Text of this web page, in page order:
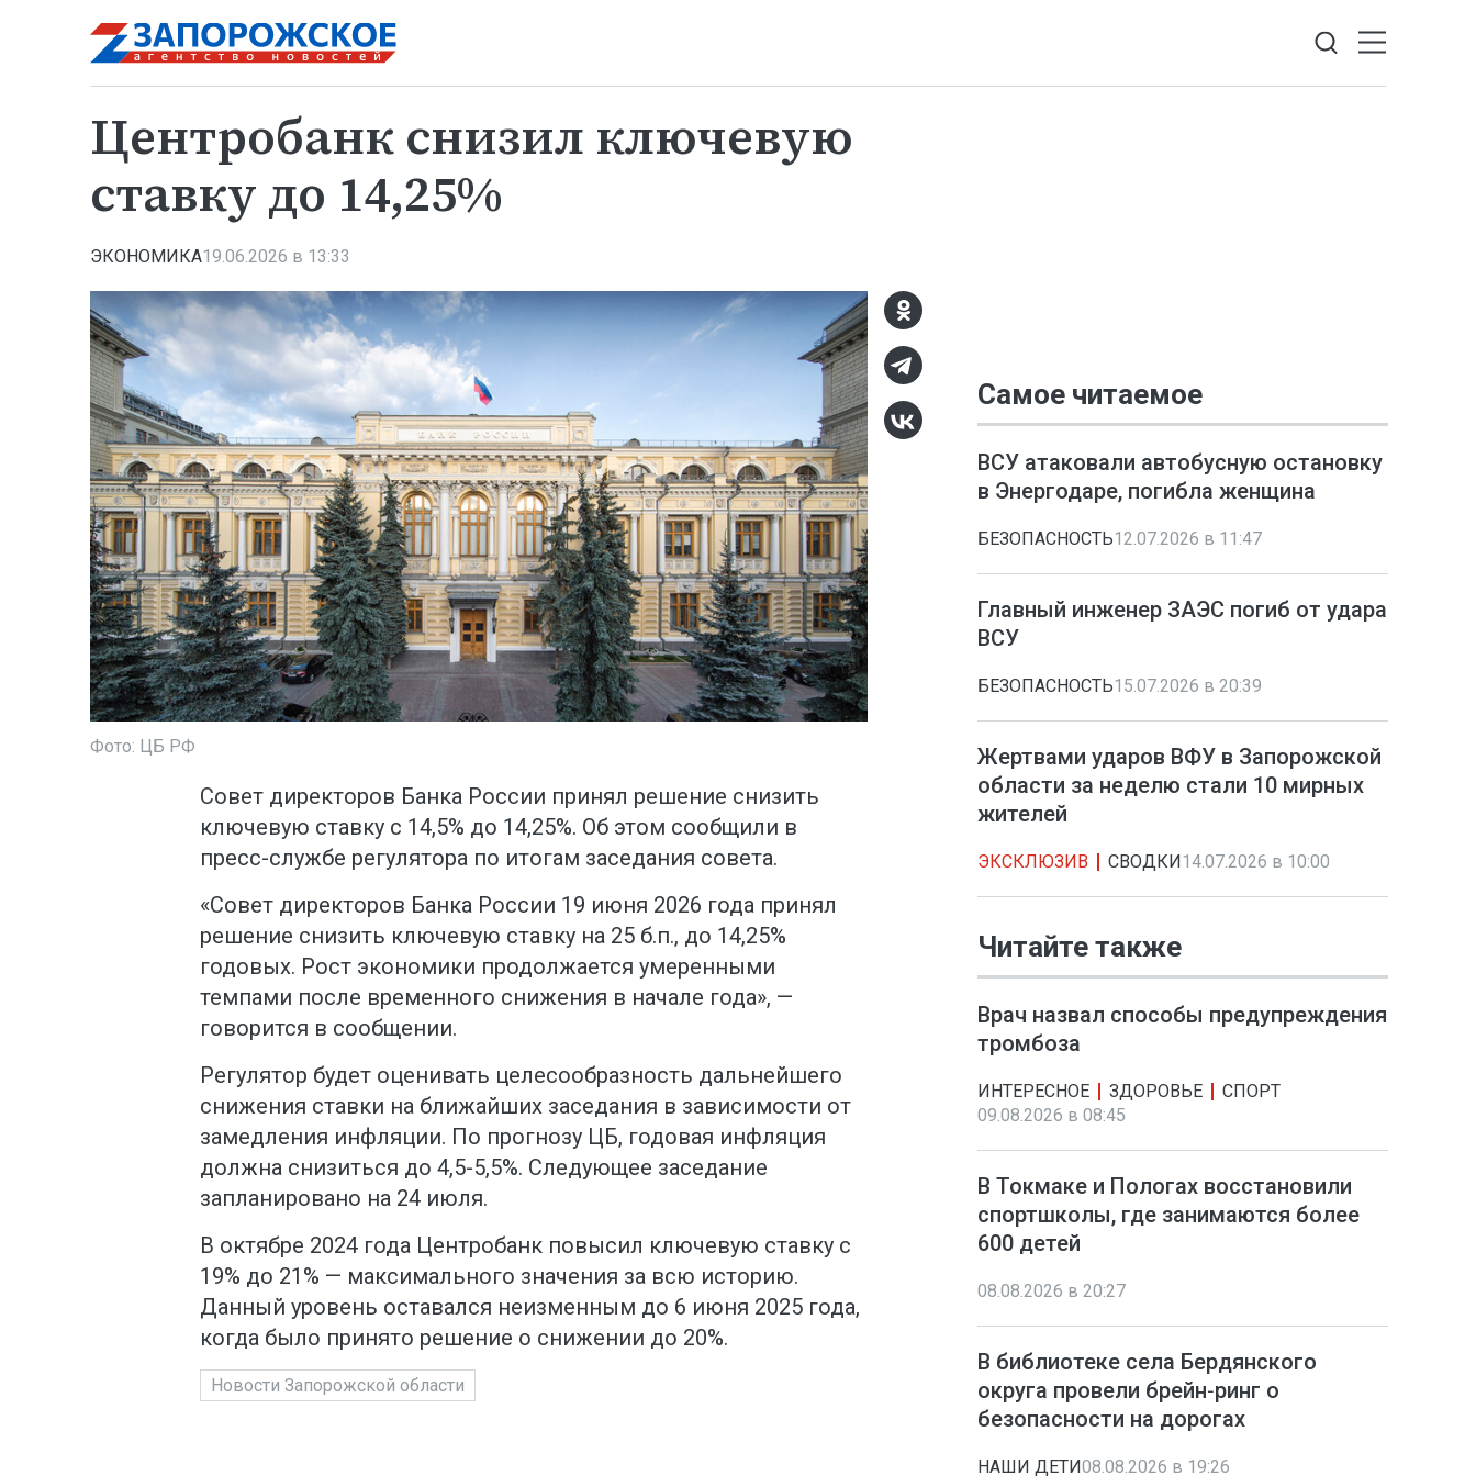
Центробанк снизил ключевую
ставку до 14,25%
ЭКОНОМИКА19.06.2026 в 13:33
Фото: ЦБ РФ
Совет директоров Банка России принял решение снизить
ключевую ставку с 14,5% до 14,25%. Об этом сообщили в
пресс-службе регулятора по итогам заседания совета.
«Совет директоров Банка России 19 июня 2026 года принял
решение снизить ключевую ставку на 25 б.п., до 14,25%
годовых. Рост экономики продолжается умеренными
темпами после временного снижения в начале года», —
говорится в сообщении.
Регулятор будет оценивать целесообразность дальнейшего
снижения ставки на ближайших заседания в зависимости от
замедления инфляции. По прогнозу ЦБ, годовая инфляция
должна снизиться до 4,5-5,5%. Следующее заседание
запланировано на 24 июля.
В октябре 2024 года Центробанк повысил ключевую ставку с
19% до 21% — максимального значения за всю историю.
Данный уровень оставался неизменным до 6 июня 2025 года,
когда было принято решение о снижении до 20%.
Новости Запорожской области
Самое читаемое
ВСУ атаковали автобусную остановку
в Энергодаре, погибла женщина
БЕЗОПАСНОСТЬ12.07.2026 в 11:47
Главный инженер ЗАЭС погиб от удара
ВСУ
БЕЗОПАСНОСТЬ15.07.2026 в 20:39
Жертвами ударов ВФУ в Запорожской
области за неделю стали 10 мирных
жителей
ЭКСКЛЮЗИВ СВОДКИ 14.07.2026 в 10:00
Читайте также
Врач назвал способы предупреждения
тромбоза
ИНТЕРЕСНОЕ ЗДОРОВЬЕ
СПОРТ
09.08.2026 в 08:45
В Токмаке и Пологах восстановили
спортшколы, где занимаются более
600 детей
08.08.2026 в 20:27
В библиотеке села Бердянского
округа провели брейн‑ринг о
безопасности на дорогах
НАШИ ДЕТИ08.08.2026 в 19:26